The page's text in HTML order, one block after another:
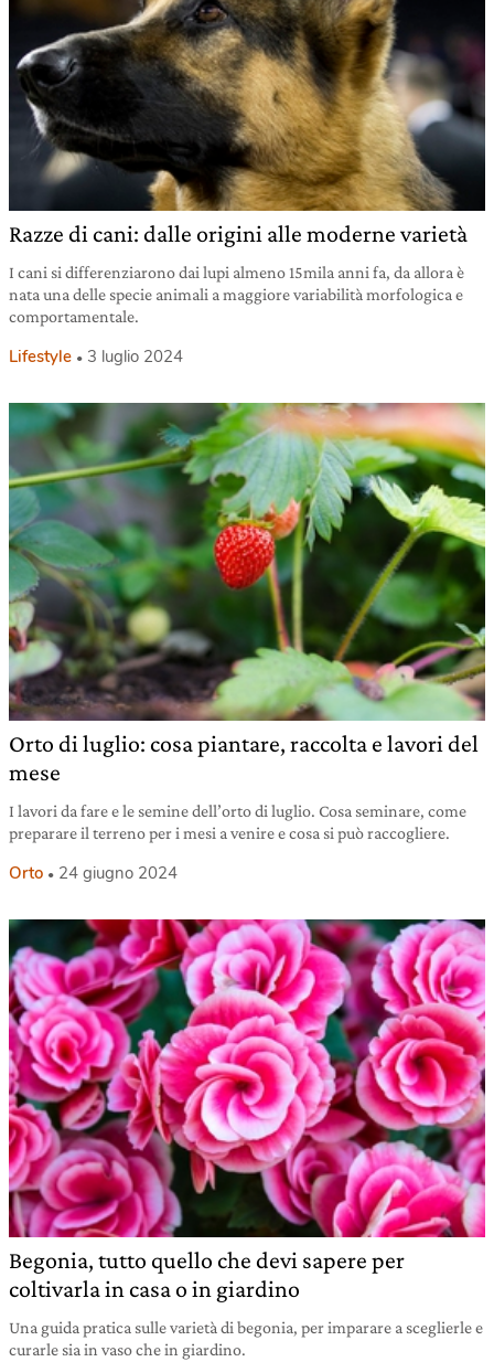
Razze di cani: dalle origini alle moderne varietà
I cani si differenziarono dai lupi almeno 15mila anni fa, da allora è
nata una delle specie animali a maggiore variabilità morfologica e
comportamentale.
Lifestyle 3 luglio 2024
Orto di luglio: cosa piantare, raccolta e lavori del
mese
I lavori da fare e le semine dell’orto di luglio. Cosa seminare, come
preparare il terreno per i mesi a venire e cosa si può raccogliere.
Orto 24 giugno 2024
Begonia, tutto quello che devi sapere per
coltivarla in casa o in giardino
Una guida pratica sulle varietà di begonia, per imparare a sceglierle e
curarle sia in vaso che in giardino.